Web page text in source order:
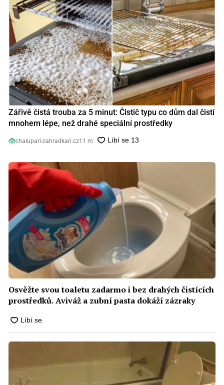
Zářivě čistá trouba za 5 minut: Čistič typu co dům dal čistí
mnohem lépe, než drahé speciální prostředky
chalupari-zahradkari.cz11 m
Osvěžte svou toaletu zadarmo i bez drahých čistících
prostředků. Aviváž a zubní pasta dokáží zázraky